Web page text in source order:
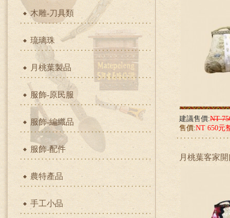
木雕-刀具類
琉璃珠
月桃葉製品
服飾-原民服
服飾-編織品
服飾-配件
農特產品
手工小品
建議售價:NT
售價:NT 650元
月桃葉客家